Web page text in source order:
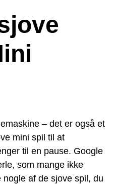
– det er også et
mini spil til at
til en pause. Google
som mange ikke
af de sjove spil, du